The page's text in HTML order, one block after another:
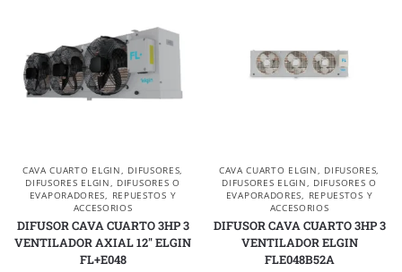
CAVA CUARTO ELGIN, DIFUSORES,
DIFUSORES ELGIN, DIFUSORES O
EVAPORADORES, REPUESTOS Y
ACCESORIOS
DIFUSOR CAVA CUARTO 3HP 3
VENTILADOR AXIAL 12″ ELGIN
FL+E048
CAVA CUARTO ELGIN, DIFUSORES,
DIFUSORES ELGIN, DIFUSORES O
EVAPORADORES, REPUESTOS Y
ACCESORIOS
DIFUSOR CAVA CUARTO 3HP 3
VENTILADOR ELGIN
FLE048B52A